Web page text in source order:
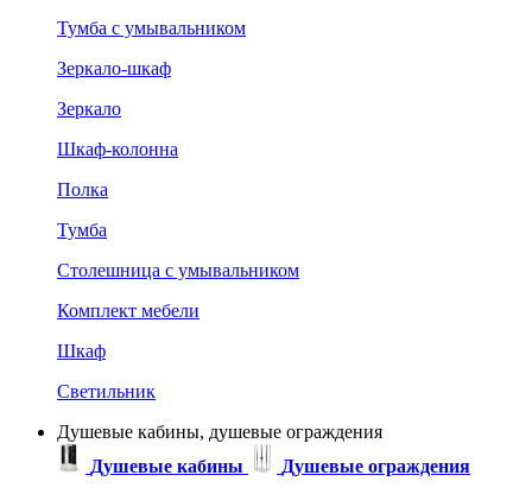
Тумба с умывальником
Зеркало-шкаф
Зеркало
Шкаф-колонна
Полка
Тумба
Столешница с умывальником
Комплект мебели
Шкаф
Светильник
Душевые кабины, душевые ограждения
Душевые кабины
Душевые ограждения